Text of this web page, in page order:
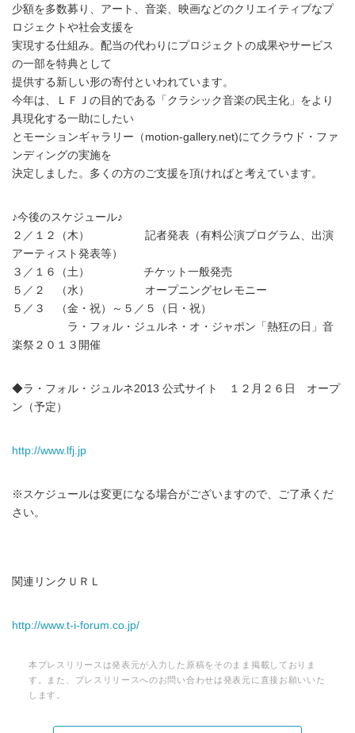
少額を多数募り、アート、音楽、映画などのクリエイティブなプ
ロジェクトや社会支援を
実現する仕組み。配当の代わりにプロジェクトの成果やサービス
の一部を特典として
提供する新しい形の寄付といわれています。
今年は、ＬＦＪの目的である「クラシック音楽の民主化」をより
具現化する一助にしたい
とモーションギャラリー（motion-gallery.net)にてクラウド・ファ
ンディングの実施を
決定しました。多くの方のご支援を頂ければと考えています。
♪今後のスケジュール♪
２／１２（木） 記者発表（有料公演プログラム、出演
アーティスト発表等）
３／１６（土） チケット一般発売
５／２ （水） オープニングセレモニー
５／３ （金・祝）～５／５（日・祝）
ラ・フォル・ジュルネ・オ・ジャポン「熱狂の日」音
楽祭２０１３開催
◆ラ・フォル・ジュルネ2013 公式サイト １２月２６日 オープ
ン（予定）
http://www.lfj.jp
※スケジュールは変更になる場合がございますので、ご了承くだ
さい。
関連リンクＵＲＬ
http://www.t-i-forum.co.jp/
本プレスリリースは発表元が入力した原稿をそのまま掲載しておりま
す。また、プレスリリースへのお問い合わせは発表元に直接お願いいた
します。